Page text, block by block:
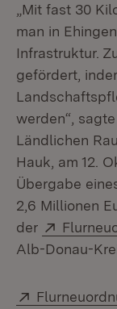
„Mit fast 30
man in
Infrastruktur.
gefördert,
werden“,
Ländlichen
Hauk, am 12.
Übergabe
2,6 Millionen
der
Extern:
Alb-Donau-
Extern: